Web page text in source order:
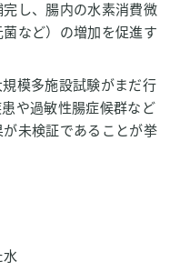
し、腸内の水素消費微
など）の増加を促進す
模多施設試験がまだ行
や過敏性腸症候群など
未検証であることが挙
水